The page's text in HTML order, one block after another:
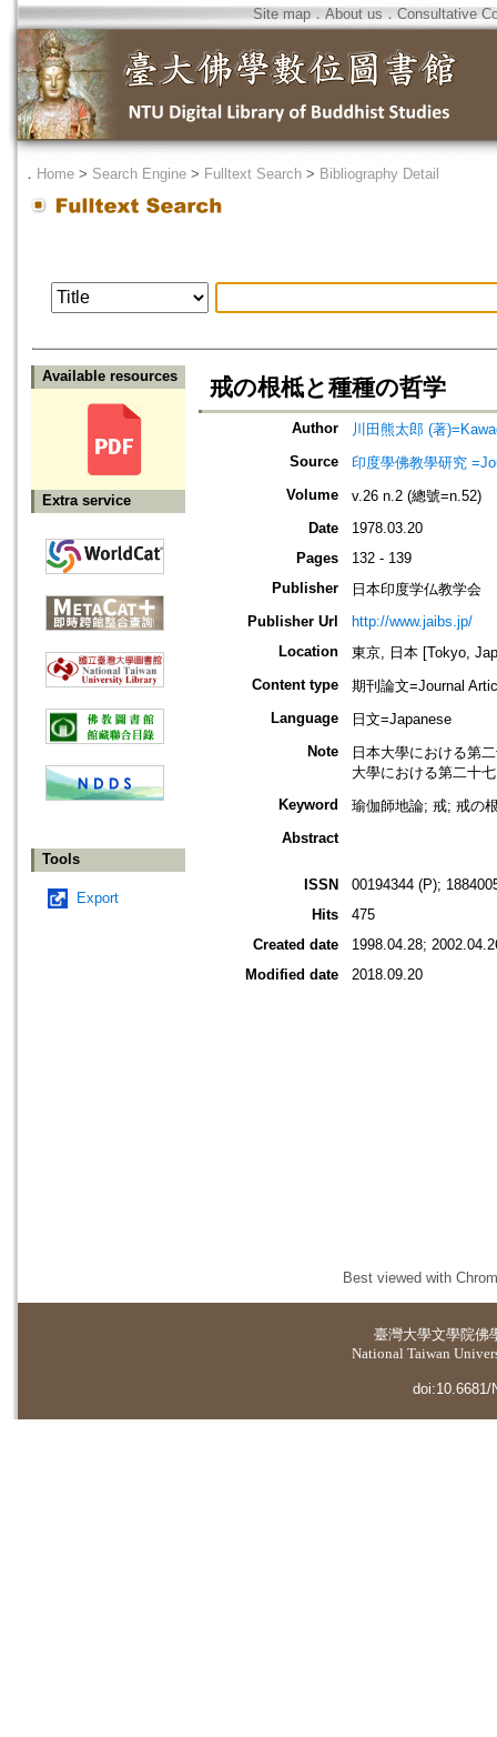
Site map．About us ． Consultative
． Home > Search Engine > Fulltext Search > Bibliography Detail
Available resources
Extra service
Tools
Export
戒の根柢と種種の哲学
Author
川田熊太郎 (著
Source
印度學佛教學研究
Volume
v.26 n.2 (總號=n.52)
Date
1978.03.20
Pages
132 - 139
Publisher
日本印度学仏教学会
Publisher Url
http://www.jaibs.jp/
Location
東京, 日本 [Tokyo,
Content type
期刊論文=Journal
Language
日文=Japanese
Note
日本大學における第
大學における第二十
Keyword
瑜伽師地論; 戒; 戒の
Abstract
ISSN
00194344 (P);
Hits
475
Created date
1998.04.28;
Modified date
2018.09.20
Best viewed with
臺灣大學文學院佛
National Taiwan
doi:10.6681/